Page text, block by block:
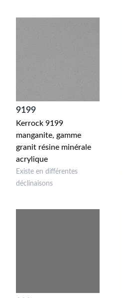
9199
Kerrock 9199
manganite, gamme
granit résine minérale
acrylique
Existe en différentes
déclinaisons